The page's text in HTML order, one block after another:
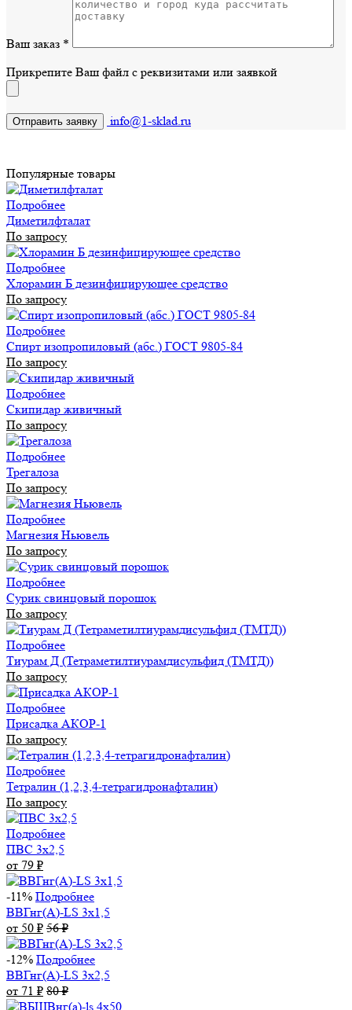
Ваш заказ *
Прикрепите Ваш файл с реквизитами или заявкой
info@1-sklad.ru
Популярные товары
Подробнее
Диметилфталат
По запросу
Подробнее
Хлорамин Б дезинфицирующее средство
По запросу
Подробнее
Спирт изопропиловый (абс.) ГОСТ 9805-84
По запросу
Подробнее
Скипидар живичный
По запросу
Подробнее
Трегалоза
По запросу
Подробнее
Магнезия Ньювель
По запросу
Подробнее
Сурик свинцовый порошок
По запросу
Подробнее
Тиурам Д (Тетраметилтиурамдисульфид (ТМТД))
По запросу
Подробнее
Присадка АКОР-1
По запросу
Подробнее
Тетралин (1,2,3,4-тетрагидронафталин)
По запросу
Подробнее
ПВС 3х2,5
от 79 ₽
-11% Подробнее
ВВГнг(А)-LS 3х1,5
от 50 ₽ 56₽
-12% Подробнее
ВВГнг(А)-LS 3х2,5
от 71 ₽ 80₽